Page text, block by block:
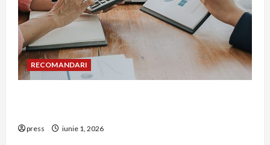
RECOMANDARI
press iunie 1, 2026